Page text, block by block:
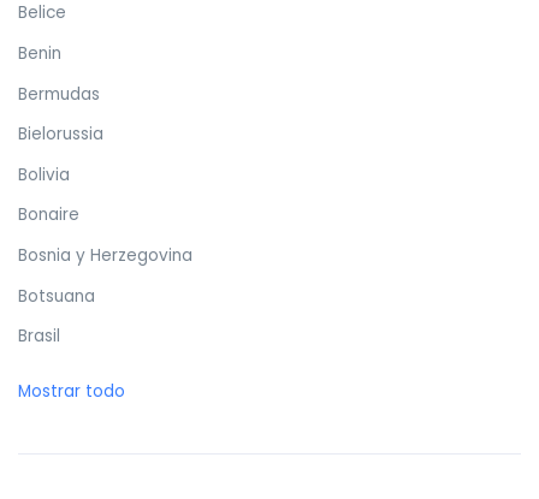
Belice
Benin
Bermudas
Bielorussia
Bolivia
Bonaire
Bosnia y Herzegovina
Botsuana
Brasil
Burkina Faso
Mostrar todo